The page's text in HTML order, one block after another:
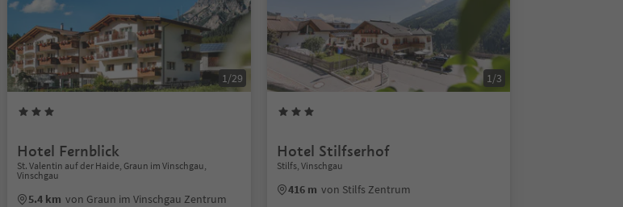
1/29
Hotel Fernblick
St. Valentin auf der Haide, Graun im Vinschgau,
Vinschgau
5.4 km von Graun im Vinschgau Zentrum
1/3
Hotel Stilfserhof
Stilfs, Vinschgau
416 m von Stilfs Zentrum